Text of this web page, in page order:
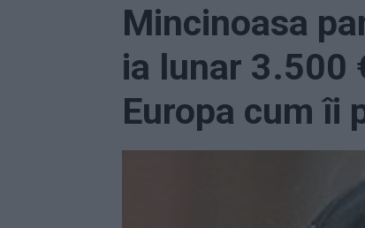
Mincinoasa
ia lunar 3.500
Europa cum îi